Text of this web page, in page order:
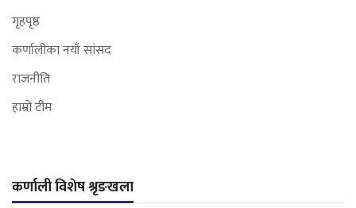
गृहपृष्ठ
कर्णालीका नयाँ सांसद
राजनीति
हाम्रो टीम
कर्णाली विशेष श्रृङखला